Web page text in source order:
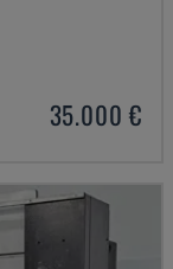
35.000 €